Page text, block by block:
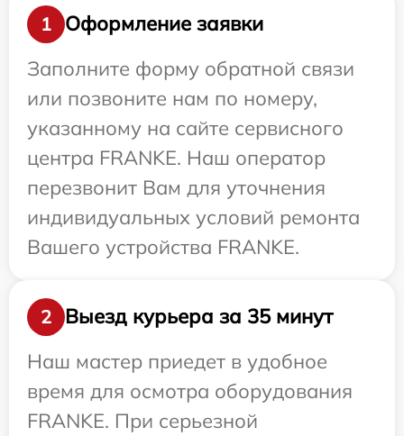
1
Оформление заявки
Заполните форму обратной связи
или позвоните нам по номеру,
указанному на сайте сервисного
центра FRANKE. Наш оператор
перезвонит Вам для уточнения
индивидуальных условий ремонта
Вашего устройства FRANKE.
2
Выезд курьера за 35 минут
Наш мастер приедет в удобное
время для осмотра оборудования
FRANKE. При серьезной